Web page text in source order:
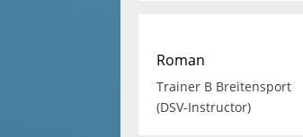
Roman
Trainer B Breitensport
(DSV-Instructor)